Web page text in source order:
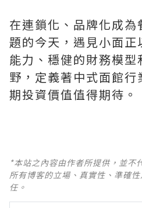
在連鎖化、品牌化成為
題的今天，遇見小面正
能力、穩健的財務模
野，定義著中式面館
期投資價值值得期待。
*本站之內容由作者所提供，並不
所有博客的立場、真實性、準確
任。